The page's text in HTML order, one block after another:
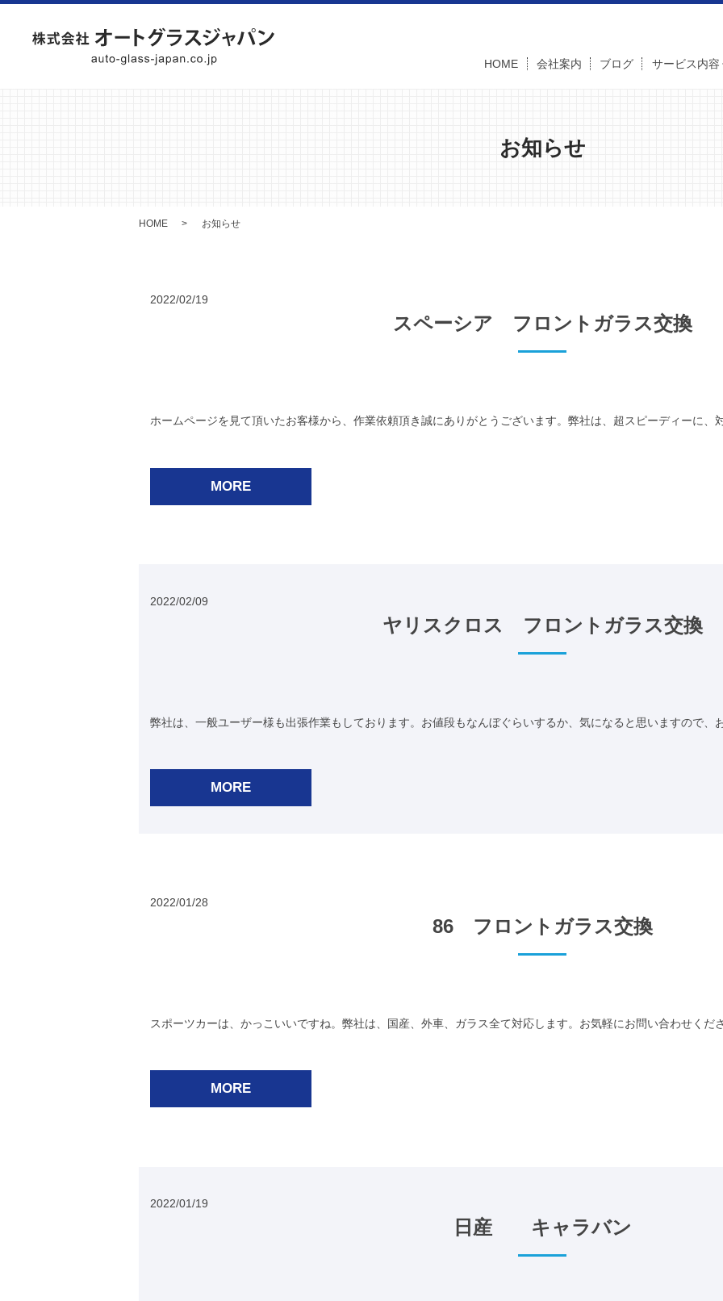
HOME 会社案内 ブログ サービス内容
お知らせ
HOME お知らせ
2022/02/19
スペーシア フロントガラス交換
ホームページを見て頂いたお客様から、作業依頼頂き誠にありがとうございます。弊社は、超スピーディーに
MORE
2022/02/09
ヤリスクロス フロントガラス交換
弊社は、一般ユーザー様も出張作業もしております。お値段もなんぼぐらいするか、気になると思いますので
MORE
2022/01/28
86 フロントガラス交換
スポーツカーは、かっこいいですね。弊社は、国産、外車、ガラス全て対応します。お気軽にお問い合わせくだ
MORE
2022/01/19
日産 キャラバン